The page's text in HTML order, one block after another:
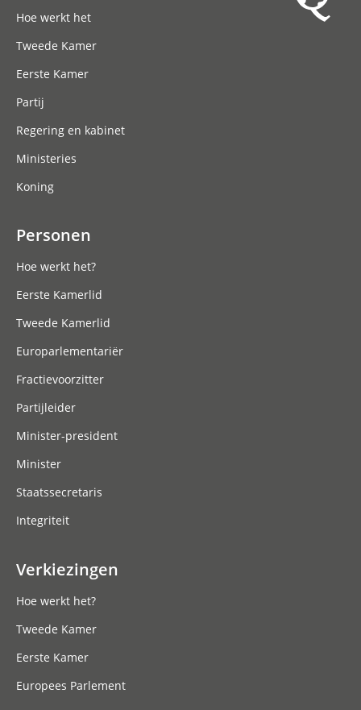
Hoe werkt het
Tweede Kamer
Eerste Kamer
Partij
Regering en kabinet
Ministeries
Koning
Personen
Hoe werkt het?
Eerste Kamerlid
Tweede Kamerlid
Europarlementariër
Fractievoorzitter
Partijleider
Minister-president
Minister
Staatssecretaris
Integriteit
Verkiezingen
Hoe werkt het?
Tweede Kamer
Eerste Kamer
Europees Parlement